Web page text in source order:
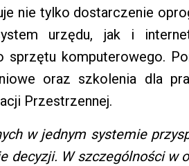
nie tylko dostarczenie
urzędu, jak i
sprzętu komputerowego.
oraz szkolenia dla
Przestrzennej.
w jednym systemie
decyzji. W szczególności w